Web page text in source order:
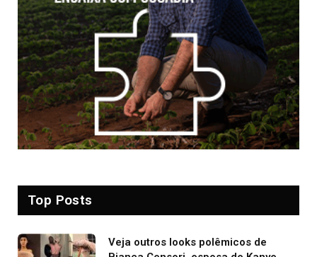
Top Posts
Veja outros looks polêmicos de